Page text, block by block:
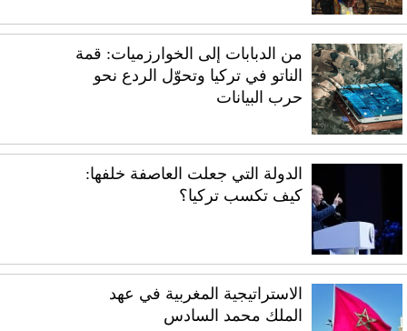
من الدبابات إلى الخوارزميات: قمة
الناتو في تركيا وتحوّل الردع نحو
حرب البيانات
الدولة التي جعلت العاصفة خلفها:
كيف تكسب تركيا؟
الاستراتيجية المغربية في عهد
الملك محمد السادس